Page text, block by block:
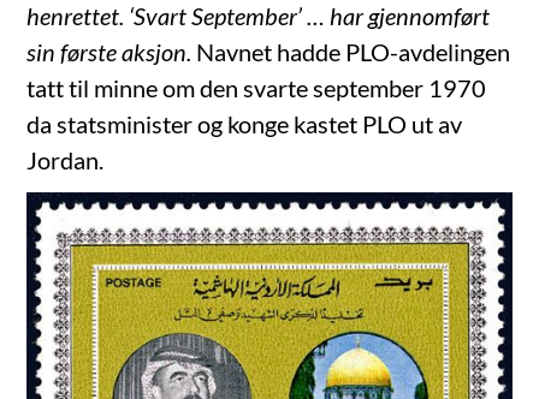
henrettet. ‘Svart September’ … har gjennomført
sin første aksjon. Navnet hadde PLO-avdelingen
tatt til minne om den svarte september 1970
da statsminister og konge kastet PLO ut av
Jordan.